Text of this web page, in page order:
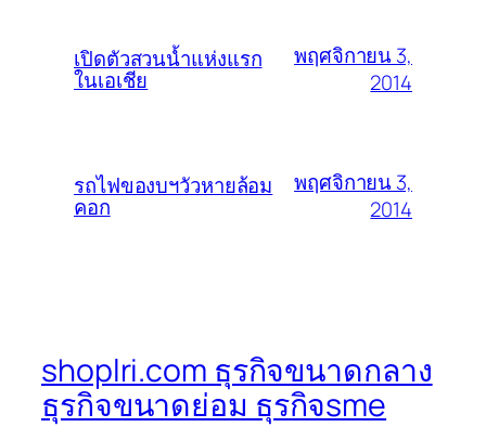
เปิดตัวสวนน้ำแห่งแรก
ในเอเชีย
พฤศจิกายน 3,
2014
รถไฟของบฯวัวหายล้อม
คอก
พฤศจิกายน 3,
2014
shoplri.com ธุรกิจขนาดกลาง
ธุรกิจขนาดย่อม ธุรกิจsme